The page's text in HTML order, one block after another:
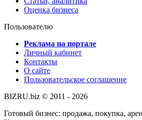
Оценка бизнеса
Пользователю
Реклама на портале
Личный кабинет
Контакты
О сайте
Пользовательское соглашение
BIZRU.biz © 2011 - 2026
Готовый бизнес: продажа, покупка,